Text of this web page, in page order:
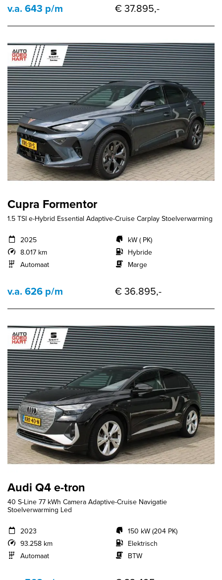
v.a. 643 p/m € 37.895,-
Cupra Formentor
1.5 TSI e-Hybrid Essential Adaptive-Cruise Carplay Stoelverwarming
2025
8.017 km
Automaat
kW ( PK)
Hybride
Marge
v.a. 626 p/m € 36.895,-
Audi Q4 e-tron
40 S-Line 77 kWh Camera Adaptive-Cruise Navigatie
Stoelverwarming Led
2023
93.258 km
Automaat
150 kW (204 PK)
Elektrisch
BTW